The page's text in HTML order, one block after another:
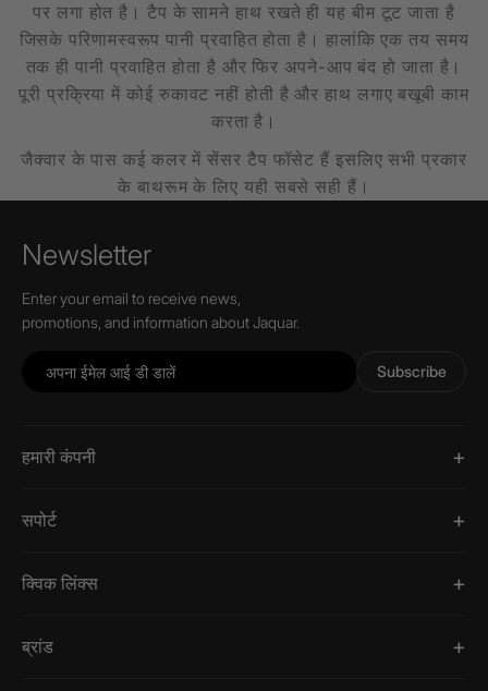
पर लगा होत है। टैप के सामने हाथ रखते ही यह बीम टूट जाता है
जिसके परिणामस्वरूप पानी प्रवाहित होता है। हालांकि एक तय समय
तक ही पानी प्रवाहित होता है और फिर अपने-आप बंद हो जाता है।
पूरी प्रक्रिया में कोई रुकावट नहीं होती है और हाथ लगाए बखूबी काम
करता है।
जैक्वार के पास कई कलर में सेंसर टैप फॉसेट हैं इसलिए सभी प्रकार
के बाथरूम के लिए यही सबसे सही हैं।
Newsletter
Enter your email to receive news,
promotions, and information about Jaquar.
Subscribe
हमारी कंपनी
सपोर्ट
क्विक लिंक्स
ब्रांड